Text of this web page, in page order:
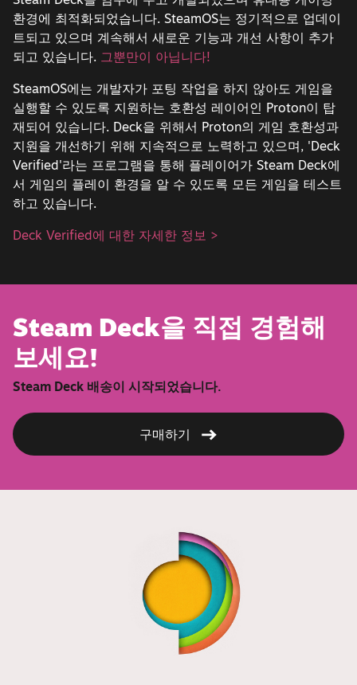
환경에 최적화되었습니다. SteamOS는 정기적으로 업데이
트되고 있으며 계속해서 새로운 기능과 개선 사항이 추가
되고 있습니다. 그뿐만이 아닙니다!
SteamOS에는 개발자가 포팅 작업을 하지 않아도 게임을
실행할 수 있도록 지원하는 호환성 레이어인 Proton이 탑
재되어 있습니다. Deck을 위해서 Proton의 게임 호환성과
지원을 개선하기 위해 지속적으로 노력하고 있으며, 'Deck
Verified'라는 프로그램을 통해 플레이어가 Steam Deck에
서 게임의 플레이 환경을 알 수 있도록 모든 게임을 테스트
하고 있습니다.
Deck Verified에 대한 자세한 정보 >
Steam Deck을 직접 경험해
보세요!
Steam Deck 배송이 시작되었습니다.
구매하기